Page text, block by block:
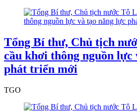
Tổng Bí thư, Chủ tịch
cầu khơi thông nguồn lực
phát triển mới
TGO